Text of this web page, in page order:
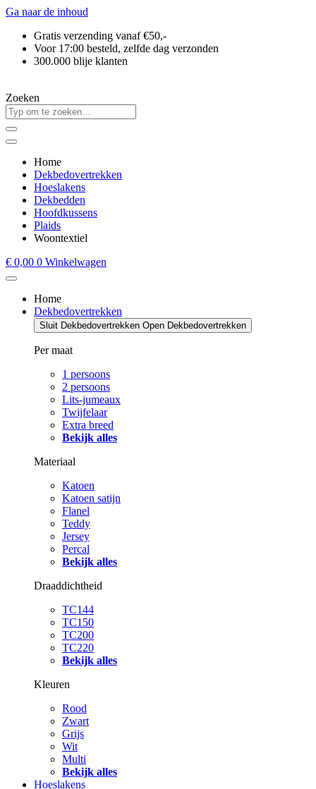
Ga naar de inhoud
Gratis verzending vanaf €50,-
Voor 17:00 besteld, zelfde dag verzonden
300.000 blije klanten
Zoeken
Home
Dekbedovertrekken
Hoeslakens
Dekbedden
Hoofdkussens
Plaids
Woontextiel
€ 0,00 0 Winkelwagen
Home
Dekbedovertrekken
Sluit Dekbedovertrekken Open Dekbedovertrekken
Per maat
1 persoons
2 persoons
Lits-jumeaux
Twijfelaar
Extra breed
Bekijk alles
Materiaal
Katoen
Katoen satijn
Flanel
Teddy
Jersey
Percal
Bekijk alles
Draaddichtheid
TC144
TC150
TC200
TC220
Bekijk alles
Kleuren
Rood
Zwart
Grijs
Wit
Multi
Bekijk alles
Hoeslakens